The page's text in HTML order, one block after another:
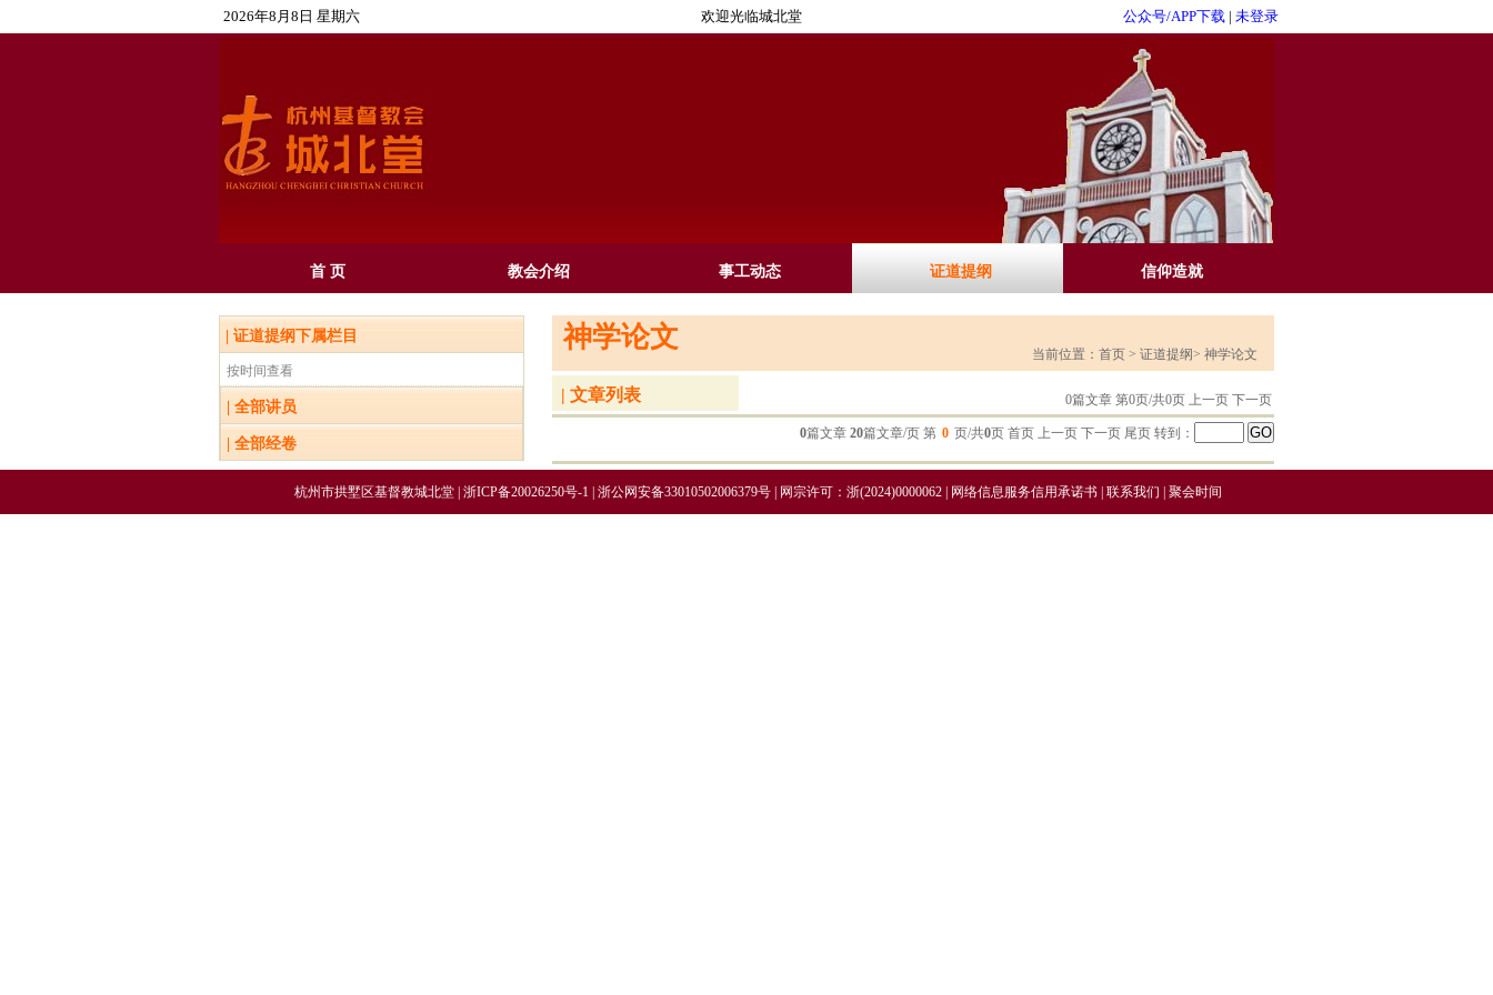
2026年8月8日 星期六 欢迎光临城北堂 公众号/APP下载 | 未登录
首 页 教会介绍 事工动态 证道提纲 信仰造就
证道提纲下属栏目
按时间查看
全部讲员
全部经卷
神学论文
当前位置： 首页 > 证道提纲> 神学论文
| 文章列表 0篇文章 第0页/共0页 上一页 下一页
0篇文章 20篇文章/页 第 0 页/共0页 首页 上一页 下一页 尾页 转到：
杭州市拱墅区基督教城北堂 | 浙ICP备20026250号-1| 浙公网安备33010502006379号| 网宗许可：浙(2024)0000062| 网络信息服务信用承诺书| 联系我们 聚会时间